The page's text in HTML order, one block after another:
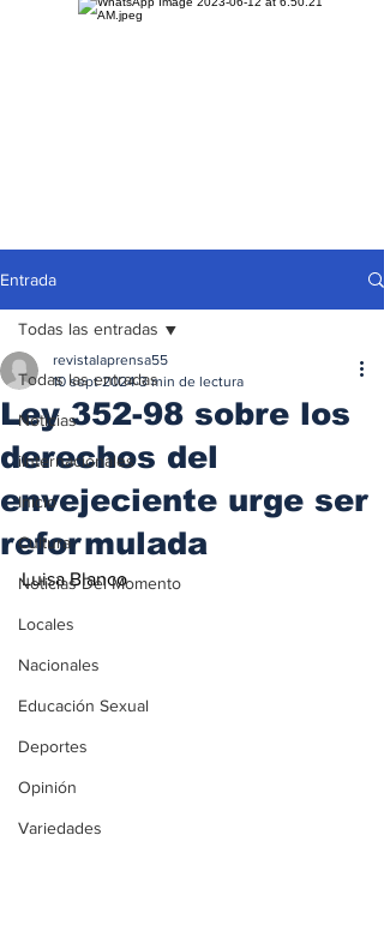
Entrada
Todas las entradas
Noticias
iInternacionales
Inicio
Cultura
Noticias Del Momento
Locales
Nacionales
Educación Sexual
Deportes
Opinión
Variedades
Todas las entradas
Ley 352-98 sobre los
derechos del
envejeciente urge ser
reformulada
revistalaprensa55
10 sept 2024 3 min de lectura
Luisa Blanco